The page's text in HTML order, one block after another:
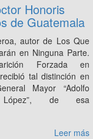
Honoris
de Guatemala
autor de Los Que
en Ninguna Parte.
Forzada en
tal distinción en
Mayor “Adolfo
López”, de esa
Leer más